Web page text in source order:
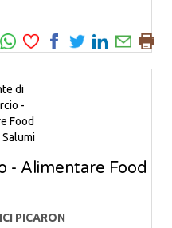
- Alimentare Food
PICARON